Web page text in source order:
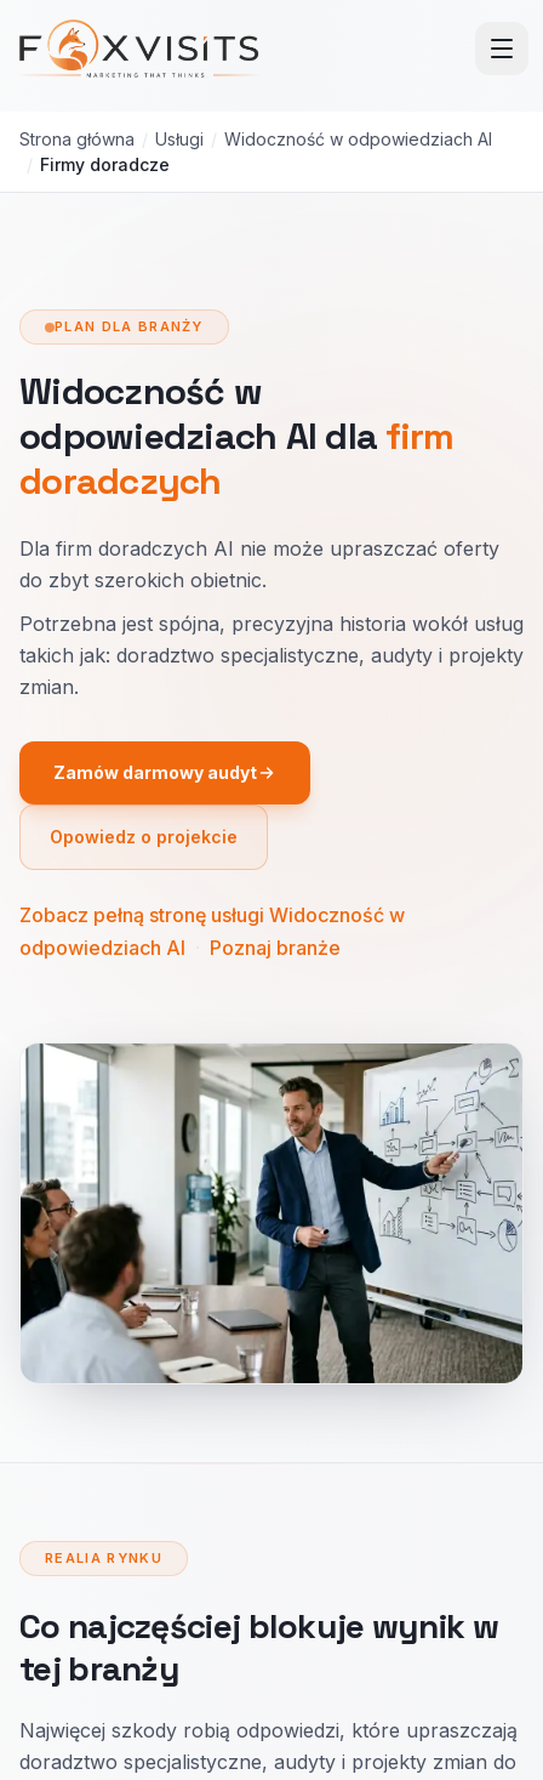
Przejdź do treści głównej
Strona główna / Usługi / Widoczność w odpowiedziach AI
/ Firmy doradcze
PLAN DLA BRANŻY
Widoczność w
odpowiedziach AI dla firm
doradczych
Dla firm doradczych AI nie może upraszczać oferty
do zbyt szerokich obietnic.
Potrzebna jest spójna, precyzyjna historia wokół usług
takich jak: doradztwo specjalistyczne, audyty i projekty
zmian.
Zamów darmowy audyt
Opowiedz o projekcie
Zobacz pełną stronę usługi Widoczność w
odpowiedziach AI
Poznaj branże
REALIA RYNKU
Co najczęściej blokuje wynik w
tej branży
Najwięcej szkody robią odpowiedzi, które upraszczają
doradztwo specjalistyczne, audyty i projekty zmian do